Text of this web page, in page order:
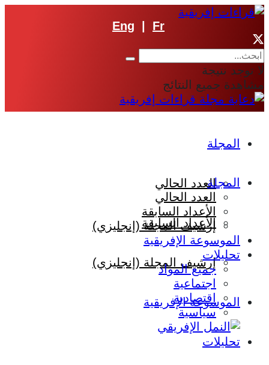
Eng Fr
لا توجد نتيجة
مشاهدة جميع النتائج
المجلة
العدد الحالي
الأعداد السابقة
إرشيف المجلة (إنجليزي)
الموسوعة الإفريقية
تحليلات
المجلة
العدد الحالي
الأعداد السابقة
إرشيف المجلة (إنجليزي)
الموسوعة الإفريقية
تحليلات
جميع المواد
اجتماعية
اقتصادية
سياسية